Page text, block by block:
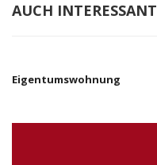
AUCH INTERESSANT
Eigentumswohnung